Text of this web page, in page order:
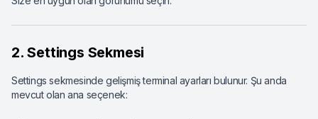
2. Settings Sekmesi
Settings sekmesinde gelişmiş terminal ayarları bulunur. Şu anda
mevcut olan ana seçenek: